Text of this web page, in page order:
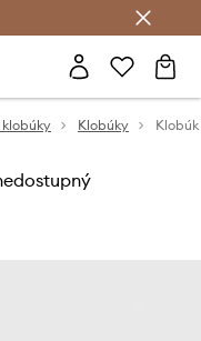
Klobúky